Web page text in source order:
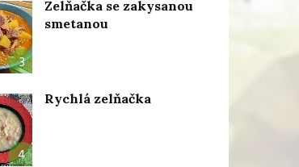
3
Zelňačka se zakysanou
smetanou
4
Rychlá zelňačka